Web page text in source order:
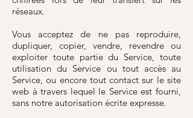
réseaux.
Vous acceptez de ne pas reproduire,
dupliquer, copier, vendre, revendre ou
exploiter toute partie du Service, toute
utilisation du Service ou tout accès au
Service, ou encore tout contact sur le site
web à travers lequel le Service est fourni,
sans notre autorisation écrite expresse.